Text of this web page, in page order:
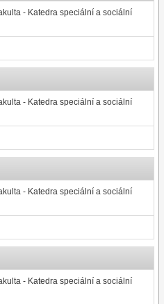
- Katedra speciální a sociální
- Katedra speciální a sociální
- Katedra speciální a sociální
- Katedra speciální a sociální